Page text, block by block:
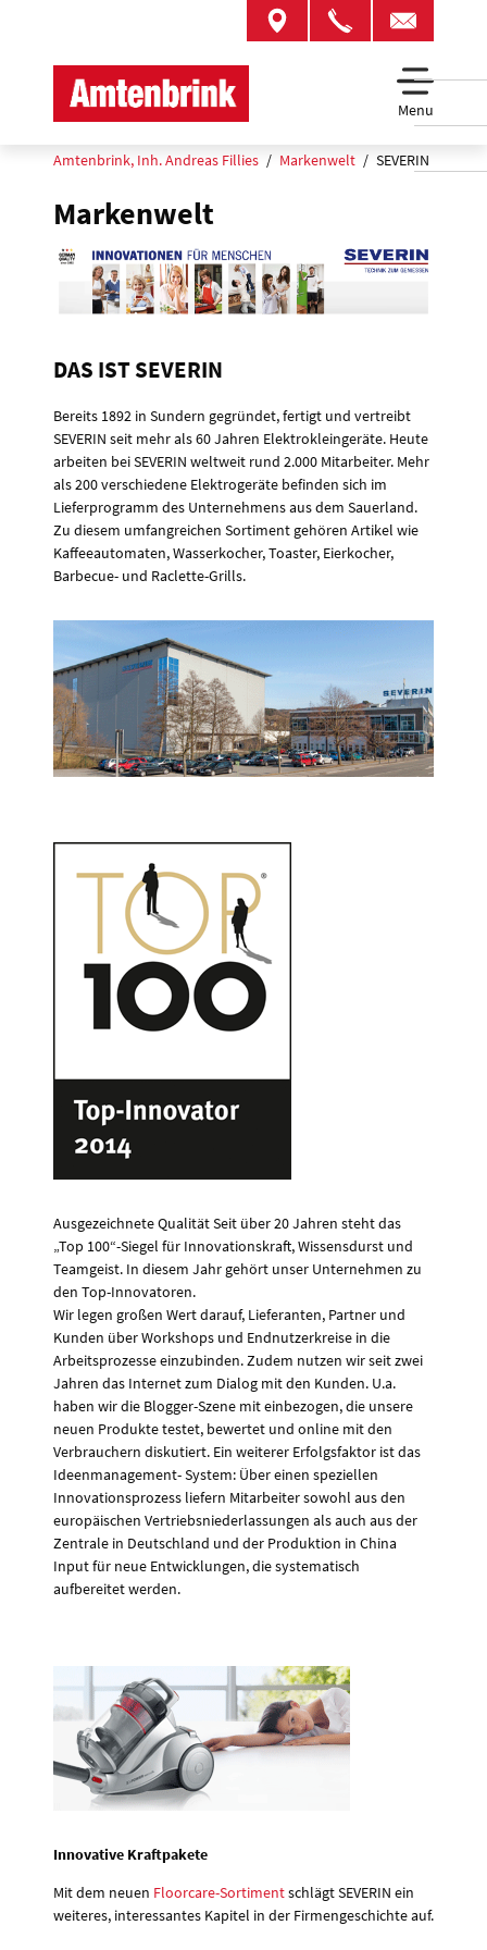
Menu
Amtenbrink, Inh. Andreas Fillies Markenwelt SEVERIN
Markenwelt
DAS IST SEVERIN
Bereits 1892 in Sundern gegründet, fertigt und vertreibt
SEVERIN seit mehr als 60 Jahren Elektrokleingeräte. Heute
arbeiten bei SEVERIN weltweit rund 2.000 Mitarbeiter. Mehr
als 200 verschiedene Elektrogeräte befinden sich im
Lieferprogramm des Unternehmens aus dem Sauerland.
Zu diesem umfangreichen Sortiment gehören Artikel wie
Kaffeeautomaten, Wasserkocher, Toaster, Eierkocher,
Barbecue- und Raclette-Grills.
Ausgezeichnete Qualität Seit über 20 Jahren steht das
„Top 100“-Siegel für Innovationskraft, Wissensdurst und
Teamgeist. In diesem Jahr gehört unser Unternehmen zu
den Top-Innovatoren.
Wir legen großen Wert darauf, Lieferanten, Partner und
Kunden über Workshops und Endnutzerkreise in die
Arbeitsprozesse einzubinden. Zudem nutzen wir seit zwei
Jahren das Internet zum Dialog mit den Kunden. U.a.
haben wir die Blogger-Szene mit einbezogen, die unsere
neuen Produkte testet, bewertet und online mit den
Verbrauchern diskutiert. Ein weiterer Erfolgsfaktor ist das
Ideenmanagement- System: Über einen speziellen
Innovationsprozess liefern Mitarbeiter sowohl aus den
europäischen Vertriebsniederlassungen als auch aus der
Zentrale in Deutschland und der Produktion in China
Input für neue Entwicklungen, die systematisch
aufbereitet werden.
Innovative Kraftpakete
Mit dem neuen Floorcare-Sortimentschlägt SEVERIN ein
weiteres, interessantes Kapitel in der Firmengeschichte auf.